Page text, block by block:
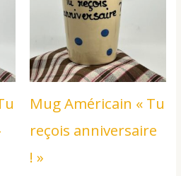
Mug Américain « Tu
reçois anniversaire
! »